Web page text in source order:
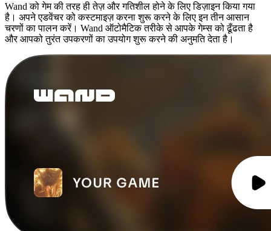
Wand को गेम की तरह ही तेज़ और गतिशील होने के लिए डिज़ाइन किया गया
है। अपने एडवेंचर को कस्टमाइज़ करना शुरू करने के लिए इन तीन आसान
चरणों का पालन करें। Wand ऑटोमैटिक तरीके से आपके गेम्स को ढूँढता है
और आपको तुरंत उपकरणों का उपयोग शुरू करने की अनुमति देता है।